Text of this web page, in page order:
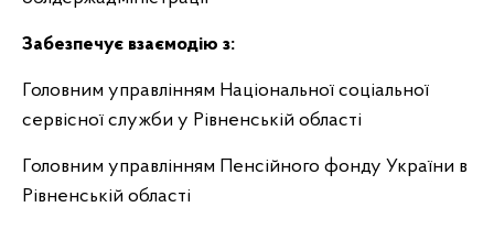
Забезпечує взаємодію з:
Головним управлінням Національної соціальної
сервісної служби у Рівненській області
Головним управлінням Пенсійного фонду України в
Рівненській області